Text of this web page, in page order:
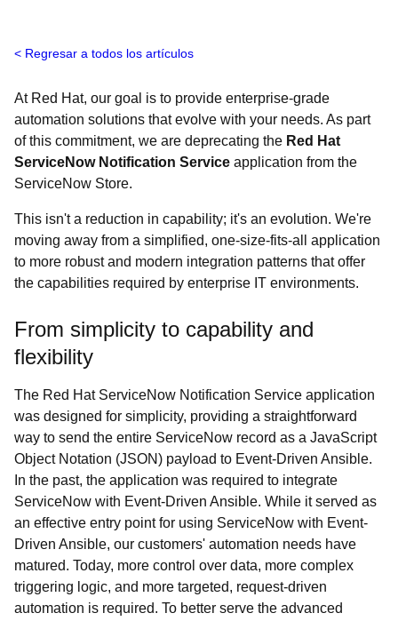
Regresar a todos los artículos
At Red Hat, our goal is to provide enterprise-grade
automation solutions that evolve with your needs. As part
of this commitment, we are deprecating the Red Hat
ServiceNow Notification Service application from the
ServiceNow Store.
This isn't a reduction in capability; it's an evolution. We're
moving away from a simplified, one-size-fits-all application
to more robust and modern integration patterns that offer
the capabilities required by enterprise IT environments.
From simplicity to capability and
flexibility
The Red Hat ServiceNow Notification Service application
was designed for simplicity, providing a straightforward
way to send the entire ServiceNow record as a JavaScript
Object Notation (JSON) payload to Event-Driven Ansible.
In the past, the application was required to integrate
ServiceNow with Event-Driven Ansible. While it served as
an effective entry point for using ServiceNow with Event-
Driven Ansible, our customers' automation needs have
matured. Today, more control over data, more complex
triggering logic, and more targeted, request-driven
automation is required. To better serve the advanced